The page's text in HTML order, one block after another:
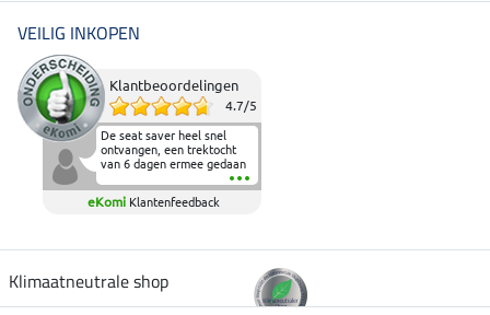
VEILIG INKOPEN
Klantbeoordelingen
4.7/5
De seat saver heel snel
ontvangen, een trektocht
van 6 dagen ermee gedaan
en deze heeft de beproeving
fantastisch doorstaan.
Heerlijk zacht om op te
elkaar in het zadel.
eKomi Klantenfeedback
Klimaatneutrale shop